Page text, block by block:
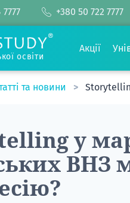
+380 50 722 7777
освіти
Акції
та новини
у
ВНЗ